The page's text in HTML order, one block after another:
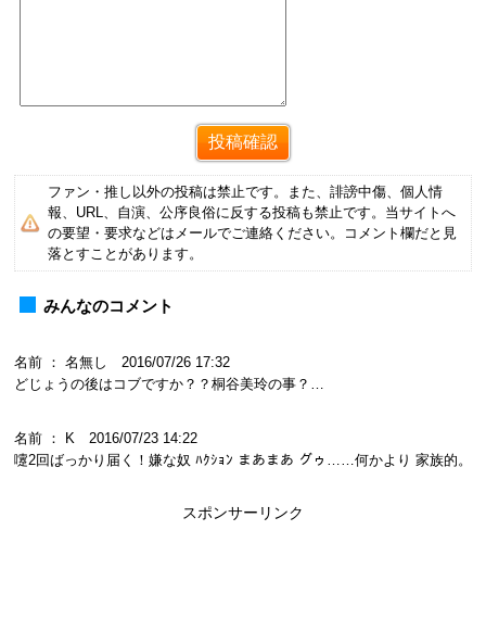
ファン・推し以外の投稿は禁止です。また、誹謗中傷、個人情
報、URL、自演、公序良俗に反する投稿も禁止です。当サイトへ
の要望・要求などはメールでご連絡ください。コメント欄だと見
落とすことがあります。
みんなのコメント
名前 ： 名無し 2016/07/26 17:32
どじょうの後はコブですか？？桐谷美玲の事？…
名前 ： K 2016/07/23 14:22
嚔2回ばっかり届く！嫌な奴 ﾊｸｼｮﾝ まあまあ グゥ……何かより 家族的。
スポンサーリンク